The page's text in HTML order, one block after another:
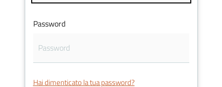
Servizi
Password
Hai dimenticato la tua password?